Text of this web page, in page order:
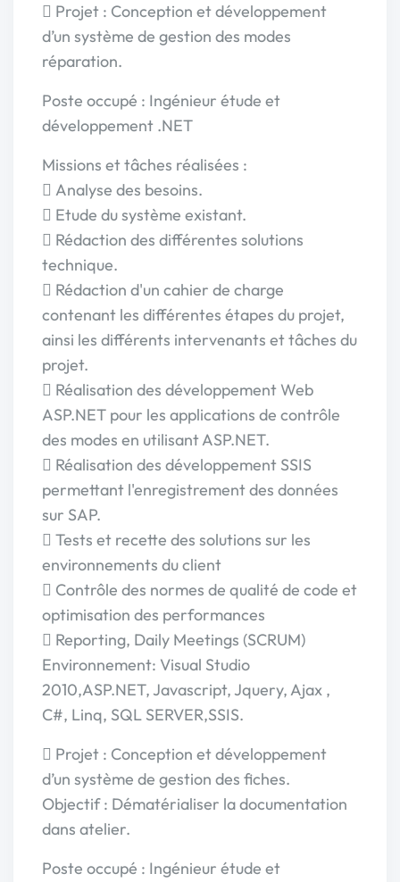
 Projet : Conception et développement
d’un système de gestion des modes
réparation.
Poste occupé : Ingénieur étude et
développement .NET
Missions et tâches réalisées :
 Analyse des besoins.
 Etude du système existant.
 Rédaction des différentes solutions
technique.
 Rédaction d'un cahier de charge
contenant les différentes étapes du projet,
ainsi les différents intervenants et tâches du
projet.
 Réalisation des développement Web
ASP.NET pour les applications de contrôle
des modes en utilisant ASP.NET.
 Réalisation des développement SSIS
permettant l'enregistrement des données
sur SAP.
 Tests et recette des solutions sur les
environnements du client
 Contrôle des normes de qualité de code et
optimisation des performances
 Reporting, Daily Meetings (SCRUM)
Environnement: Visual Studio
2010,ASP.NET, Javascript, Jquery, Ajax ,
C#, Linq, SQL SERVER,SSIS.
 Projet : Conception et développement
d’un système de gestion des fiches.
Objectif : Dématérialiser la documentation
dans atelier.
Poste occupé : Ingénieur étude et